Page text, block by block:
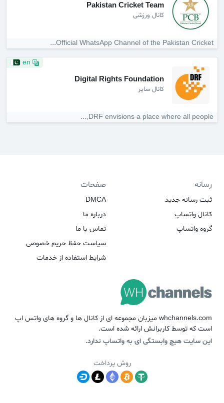
Pakistan Cricket Team
کانال ورزشی
Official WhatsApp Channel of the Pakistan Cricket...
Digital Rights Foundation
کانال سایر
DRF envisions a place where all people,...
رسانه
ثبت رسانه جدید
کانال واتساپ
گروه واتساپ
صفحات
DMCA
درباره ما
تماس با ما
سیاست حفظ حریم خصوصی
شرایط استفاده از خدمات
whchannels.com میزبان مجموعه ای از کانال ها و گروه های واتس اپ
است که توسط کاربرانش ارائه شده است.
این سایت هیچ وابستگی ای به واتساپ ندارد.
روش پرداخت